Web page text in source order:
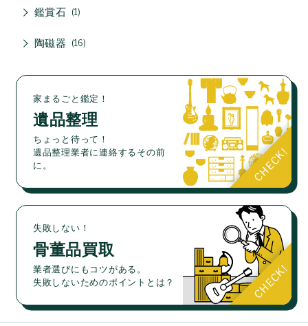
鑑賞石 1
陶磁器 16
家まるごと鑑定！
遺品整理
ちょっと待って！
遺品整理業者に連絡するその前
に。
失敗しない！
骨董品買取
業者選びにもコツがある。
失敗しないためのポイントとは？